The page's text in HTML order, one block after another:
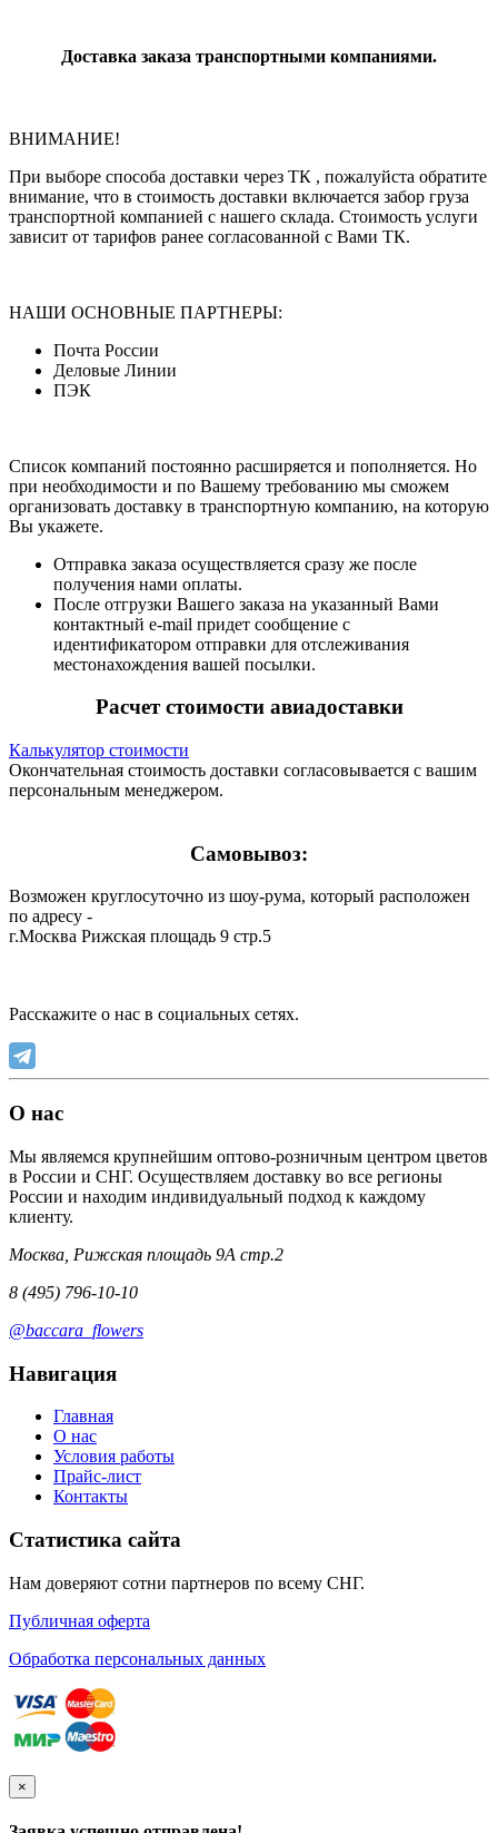
Доставка заказа транспортными компаниями.
ВНИМАНИЕ!
При выборе способа доставки через ТК , пожалуйста обратите
внимание, что в стоимость доставки включается забор груза
транспортной компанией с нашего склада. Стоимость услуги
зависит от тарифов ранее согласованной с Вами ТК.
НАШИ ОСНОВНЫЕ ПАРТНЕРЫ:
Почта России
Деловые Линии
ПЭК
Список компаний постоянно расширяется и пополняется. Но
при необходимости и по Вашему требованию мы сможем
организовать доставку в транспортную компанию, на которую
Вы укажете.
Отправка заказа осуществляется сразу же после
получения нами оплаты.
После отгрузки Вашего заказа на указанный Вами
контактный e-mail придет сообщение с
идентификатором отправки для отслеживания
местонахождения вашей посылки.
Расчет стоимости авиадоставки
Калькулятор стоимости
Окончательная стоимость доставки согласовывается с вашим
персональным менеджером.
Самовывоз:
Возможен круглосуточно из шоу-рума, который расположен
по адресу -
г.Москва Рижская площадь 9 стр.5
Расскажите о нас в социальных сетях.
О нас
Мы являемся крупнейшим оптово-розничным центром цветов
в России и СНГ. Осуществляем доставку во все регионы
России и находим индивидуальный подход к каждому
клиенту.
Москва, Рижская площадь 9А стр.2
8 (495) 796-10-10
@baccara_flowers
Навигация
Главная
О нас
Условия работы
Прайс-лист
Контакты
Статистика сайта
Нам доверяют сотни партнеров по всему СНГ.
Публичная оферта
Обработка персональных данных
×